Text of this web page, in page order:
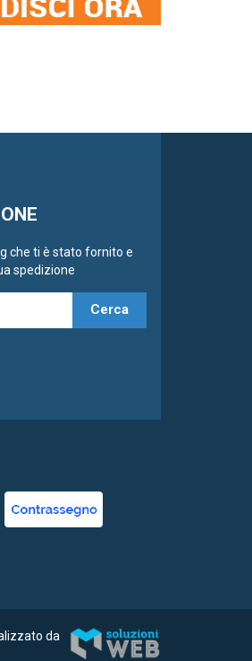
che ti è stato fornito e
spedizione
Cerca
da